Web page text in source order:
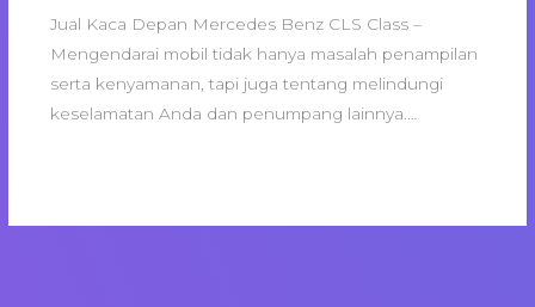
Jual Kaca Depan Mercedes Benz CLS Class –
Mengendarai mobil tidak hanya masalah penampilan
serta kenyamanan, tapi juga tentang melindungi
keselamatan Anda dan penumpang lainnya.…